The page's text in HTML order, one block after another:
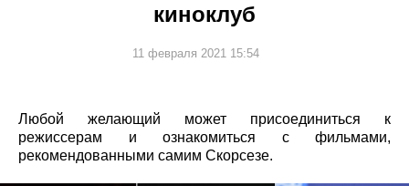
киноклуб
11 февраля 2021 15:54
Любой желающий может присоединиться к
режиссерам и ознакомиться с фильмами,
рекомендованными самим Скорсезе.